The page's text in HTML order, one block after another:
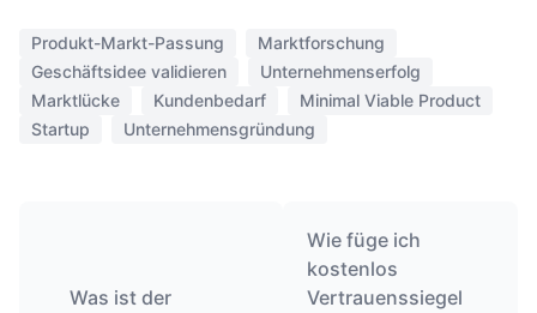
Produkt-Markt-Passung
Marktforschung
Geschäftsidee validieren
Unternehmenserfolg
Marktlücke
Kundenbedarf
Minimal Viable Product
Startup
Unternehmensgründung
Was ist der
Wie füge ich
kostenlos
Vertrauenssiegel